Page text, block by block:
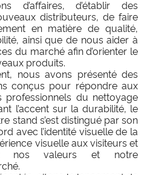
d’affaires, d’établir des
distributeurs, de faire
en matière de qualité,
ainsi que de nous aider à
du marché afin d’orienter le
produits.
nous avons présenté des
conçus pour répondre aux
professionnels du nettoyage
l’accent sur la durabilité, le
stand s’est distingué par son
avec l’identité visuelle de la
visuelle aux visiteurs et
nos valeurs et notre